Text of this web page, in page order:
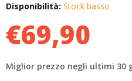
Disponibilità: Stock basso
€69,90
Miglior prezzo negli ultimi 30